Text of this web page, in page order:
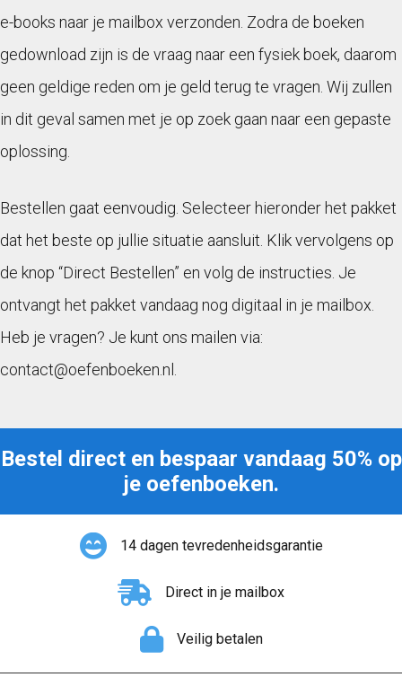
e-books naar je mailbox verzonden. Zodra de boeken
gedownload zijn is de vraag naar een fysiek boek, daarom
geen geldige reden om je geld terug te vragen. Wij zullen
in dit geval samen met je op zoek gaan naar een gepaste
oplossing.
Bestellen gaat eenvoudig. Selecteer hieronder het pakket
dat het beste op jullie situatie aansluit. Klik vervolgens op
de knop “Direct Bestellen” en volg de instructies. Je
ontvangt het pakket vandaag nog digitaal in je mailbox.
Heb je vragen? Je kunt ons mailen via:
contact@oefenboeken.nl.
Bestel direct en bespaar vandaag 50% op
je oefenboeken.
14 dagen tevredenheidsgarantie
Direct in je mailbox
Veilig betalen